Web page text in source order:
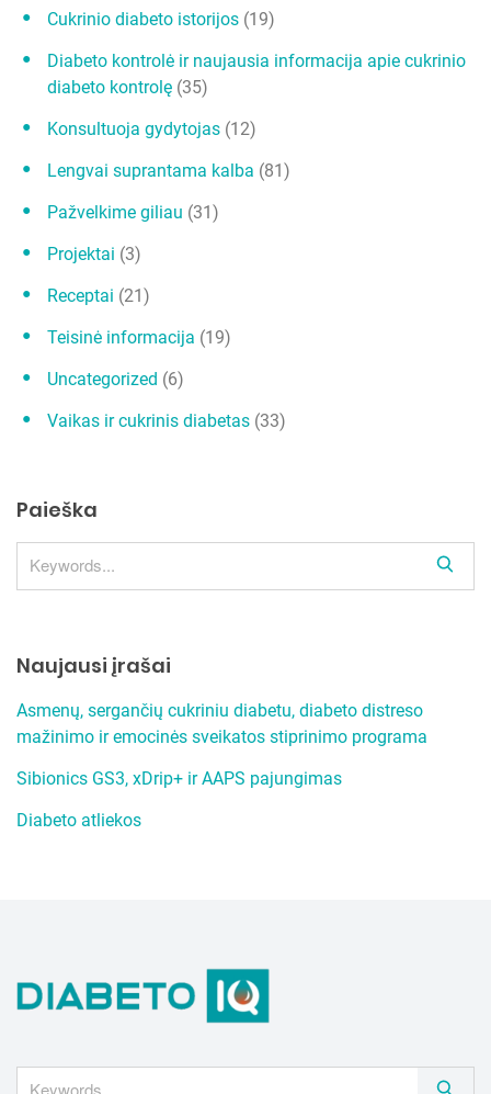
Cukrinio diabeto istorijos (19)
Diabeto kontrolė ir naujausia informacija apie cukrinio
diabeto kontrolę (35)
Konsultuoja gydytojas (12)
Lengvai suprantama kalba (81)
Pažvelkime giliau (31)
Projektai (3)
Receptai (21)
Teisinė informacija (19)
Uncategorized (6)
Vaikas ir cukrinis diabetas (33)
Paieška
e
Naujausi įrašai
Asmenų, sergančių cukriniu diabetu, diabeto distreso
mažinimo ir emocinės sveikatos stiprinimo programa
Sibionics GS3, xDrip+ ir AAPS pajungimas
Diabeto atliekos